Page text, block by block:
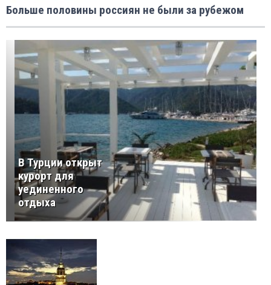
Больше половины россиян не были за рубежом
В Турции открыт
курорт для
уединенного
отдыха